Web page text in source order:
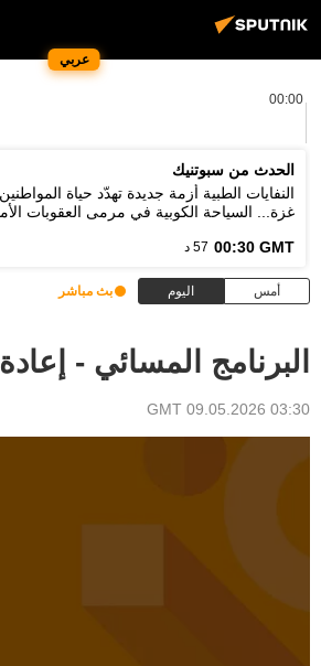
عربي
00:00
الحدث من سبوتنيك
النفايات الطبية أزمة جديدة تهدّد حياة
غزة... السياحة الكوبية في مرمى العقوبات
00:30 GMT 57 د
أمس اليوم بث مباشر
البرنامج المسائي - إعادة
03:30 GMT 09.05.2026